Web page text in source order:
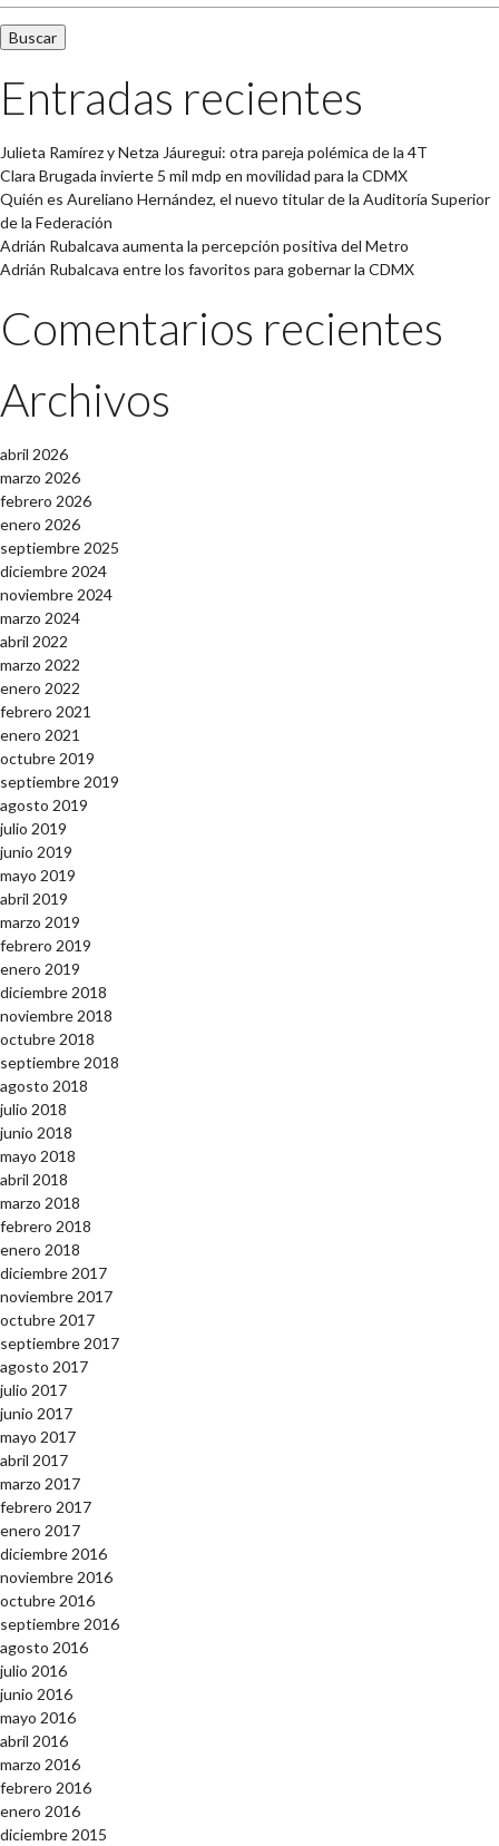
Entradas recientes
Julieta Ramírez y Netza Jáuregui: otra pareja polémica de la 4T
Clara Brugada invierte 5 mil mdp en movilidad para la CDMX
Quién es Aureliano Hernández, el nuevo titular de la Auditoría Superior
de la Federación
Adrián Rubalcava aumenta la percepción positiva del Metro
Adrián Rubalcava entre los favoritos para gobernar la CDMX
Comentarios recientes
Archivos
abril 2026
marzo 2026
febrero 2026
enero 2026
septiembre 2025
diciembre 2024
noviembre 2024
marzo 2024
abril 2022
marzo 2022
enero 2022
febrero 2021
enero 2021
octubre 2019
septiembre 2019
agosto 2019
julio 2019
junio 2019
mayo 2019
abril 2019
marzo 2019
febrero 2019
enero 2019
diciembre 2018
noviembre 2018
octubre 2018
septiembre 2018
agosto 2018
julio 2018
junio 2018
mayo 2018
abril 2018
marzo 2018
febrero 2018
enero 2018
diciembre 2017
noviembre 2017
octubre 2017
septiembre 2017
agosto 2017
julio 2017
junio 2017
mayo 2017
abril 2017
marzo 2017
febrero 2017
enero 2017
diciembre 2016
noviembre 2016
octubre 2016
septiembre 2016
agosto 2016
julio 2016
junio 2016
mayo 2016
abril 2016
marzo 2016
febrero 2016
enero 2016
diciembre 2015